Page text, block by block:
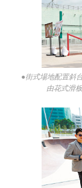
●街式場地配置斜
由花式滑